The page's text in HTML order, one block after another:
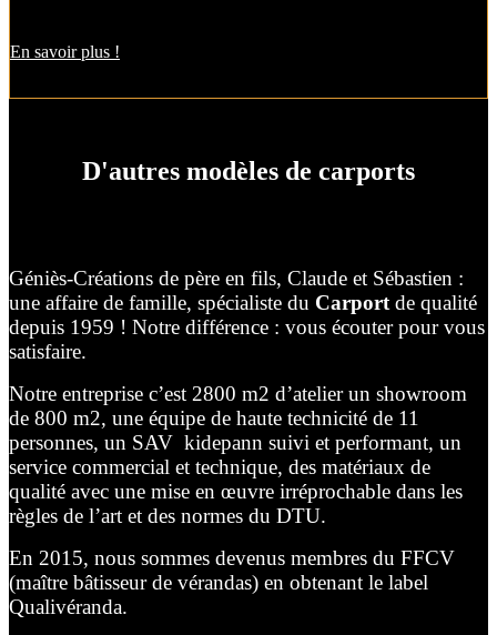
En savoir plus !
D'autres modèles de carports
Géniès-Créations de père en fils, Claude et Sébastien :
une affaire de famille, spécialiste du Carportde qualité
depuis 1959 ! Notre différence : vous écouter pour vous
satisfaire.
Notre entreprise c’est 2800 m2 d’atelier un showroom
de 800 m2, une équipe de haute technicité de 11
personnes, un SAV kidepann suivi et performant, un
service commercial et technique, des matériaux de
qualité avec une mise en œuvre irréprochable dans les
règles de l’art et des normes du DTU.
En 2015, nous sommes devenus membres du FFCV
(maître bâtisseur de vérandas) en obtenant le label
Qualivéranda.